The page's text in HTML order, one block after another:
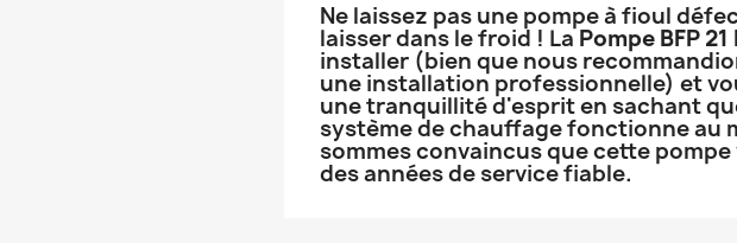
Ne laissez pas une pompe à fioul
laisser dans le froid ! LaPompe BFP 21
installer (bien que nous
une installation professionnelle) et
une tranquillité d'esprit en sachant
système de chauffage fonctionne au
sommes convaincus que cette
des années de service fiable.